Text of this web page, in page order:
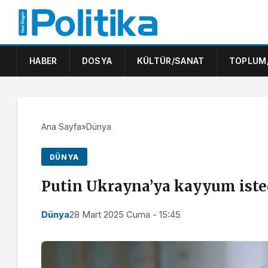
HABER DOSYA KÜLTÜR/SANAT
Ana Sayfa»Dünya
DÜNYA
Putin Ukrayna’ya kayyum
Dünya28 Mart 2025 Cuma - 15:45